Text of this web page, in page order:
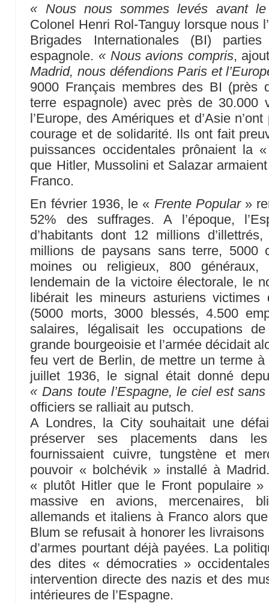
« Nous nous sommes levés avant
Colonel Henri Rol-Tanguy lorsque nous
Brigades Internationales (BI)
espagnole. « Nous avions compris,
Madrid, nous défendions Paris et
9000 Français membres des BI (près
terre espagnole) avec près de 30.000
l’Europe, des Amériques et d’Asie
courage et de solidarité. Ils ont fait
puissances occidentales prônaient la
que Hitler, Mussolini et Salazar
Franco.
En février 1936, le « Frente Popular»
52% des suffrages. A l’époque,
d’habitants dont 12 millions
millions de paysans sans terre, 5000
moines ou religieux, 800
lendemain de la victoire électorale, le
libérait les mineurs asturiens
(5000 morts, 3000 blessés, 4.500
salaires, légalisait les occupations
grande bourgeoisie et l’armée décidait
feu vert de Berlin, de mettre un terme
juillet 1936, le signal était donné
« Dans toute l’Espagne, le ciel est
officiers se ralliait au putsch.
A Londres, la City souhaitait une
préserver ses placements dans
fournissaient cuivre, tungstène et
pouvoir « bolchévik » installé à
« plutôt Hitler que le Front populaire »
massive en avions, mercenaires,
allemands et italiens à Franco alors
Blum se refusait à honorer les
d’armes pourtant déjà payées. La
des dites « démocraties »
intervention directe des nazis et des
intérieures de l’Espagne.